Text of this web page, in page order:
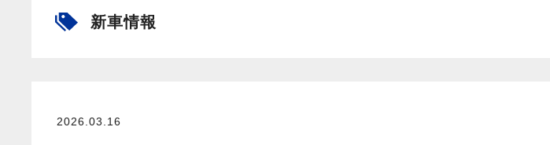
新車情報
2026.03.16